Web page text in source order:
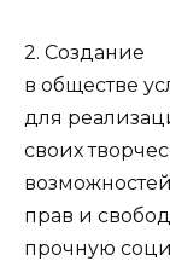
2. Создание
в обществе
для
своих
прав и
прочную